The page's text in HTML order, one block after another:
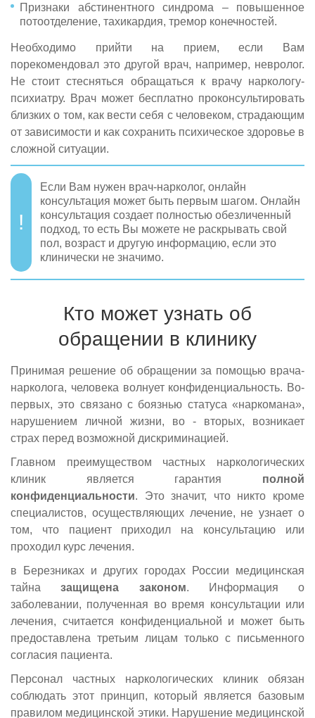
Признаки абстинентного синдрома – повышенное
потоотделение, тахикардия, тремор конечностей.
Необходимо прийти на прием, если Вам
порекомендовал это другой врач, например, невролог.
Не стоит стесняться обращаться к врачу наркологу-
психиатру. Врач может бесплатно проконсультировать
близких о том, как вести себя с человеком, страдающим
от зависимости и как сохранить психическое здоровье в
сложной ситуации.
Если Вам нужен врач-нарколог, онлайн
консультация может быть первым шагом. Онлайн
консультация создает полностью обезличенный
подход, то есть Вы можете не раскрывать свой
пол, возраст и другую информацию, если это
клинически не значимо.
Кто может узнать об
обращении в клинику
Принимая решение об обращении за помощью врача-
нарколога, человека волнует конфиденциальность. Во-
первых, это связано с боязнью статуса «наркомана»,
нарушением личной жизни, во - вторых, возникает
страх перед возможной дискриминацией.
Главном преимуществом частных наркологических
клиник является гарантия полной
конфиденциальности. Это значит, что никто кроме
специалистов, осуществляющих лечение, не узнает о
том, что пациент приходил на консультацию или
проходил курс лечения.
в Березниках и других городах России медицинская
тайна защищена законом. Информация о
заболевании, полученная во время консультации или
лечения, считается конфиденциальной и может быть
предоставлена третьим лицам только с письменного
согласия пациента.
Персонал частных наркологических клиник обязан
соблюдать этот принцип, который является базовым
правилом медицинской этики. Нарушение медицинской